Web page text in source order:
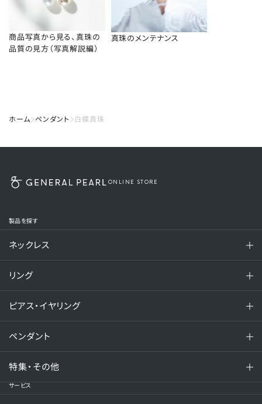
商品写真から見る、真珠の
品質の見方（写真解説編）
真珠のメンテナンス
ホーム ペンダント 白蝶真珠
ONLINE STORE
製品を探す
ネックレス
リング
ピアス・イヤリング
ペンダント
特集・その他
サービス